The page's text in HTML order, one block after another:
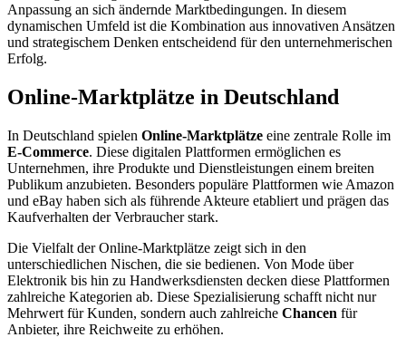
Anpassung an sich ändernde Marktbedingungen. In diesem
dynamischen Umfeld ist die Kombination aus innovativen Ansätzen
und strategischem Denken entscheidend für den unternehmerischen
Erfolg.
Online-Marktplätze in Deutschland
In Deutschland spielen Online-Marktplätze eine zentrale Rolle im
E-Commerce. Diese digitalen Plattformen ermöglichen es
Unternehmen, ihre Produkte und Dienstleistungen einem breiten
Publikum anzubieten. Besonders populäre Plattformen wie Amazon
und eBay haben sich als führende Akteure etabliert und prägen das
Kaufverhalten der Verbraucher stark.
Die Vielfalt der Online-Marktplätze zeigt sich in den
unterschiedlichen Nischen, die sie bedienen. Von Mode über
Elektronik bis hin zu Handwerksdiensten decken diese Plattformen
zahlreiche Kategorien ab. Diese Spezialisierung schafft nicht nur
Mehrwert für Kunden, sondern auch zahlreiche Chancen für
Anbieter, ihre Reichweite zu erhöhen.